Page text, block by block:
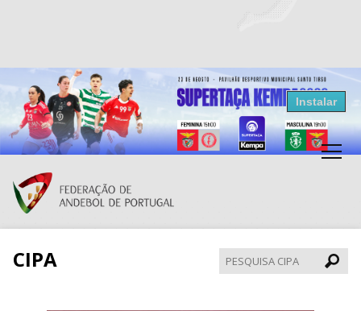
Resultados Andebol
Federação de Andebol de Portugal
Grátis - Disponivel na Play Store
Instalar
CIPA
CIPA